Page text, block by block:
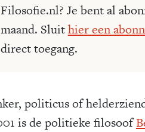
Filosofie.nl? Je bent al
maand. Sluithier een
direct toegang.
politicus of
is de politieke filosoof